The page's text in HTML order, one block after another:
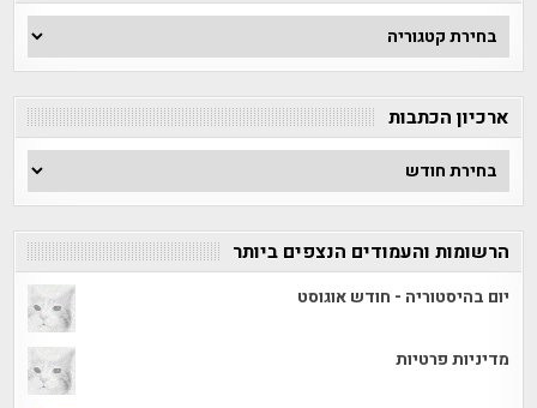
חפש
לפי
ארכיון הכתבות
ארכיון
הכתבות
הרשומות והעמודים הנצפים ביותר
יום בהיסטוריה - חודש אוגוסט
מדיניות פרטיות